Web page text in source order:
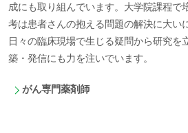
成にも取り組んでいます。大学院課程で
考は患者さんの抱える問題の解決に大い
日々の臨床現場で生じる疑問から研究を
築・発信にも力を注いでいます。
がん専門薬剤師